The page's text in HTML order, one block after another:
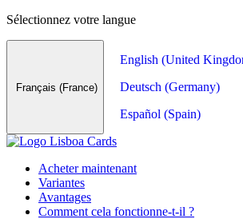
Sélectionnez votre langue
Français (France)
English (United
Deutsch (Germany)
Español (Spain)
Acheter maintenant
Variantes
Avantages
Comment cela fonctionne-t-il ?